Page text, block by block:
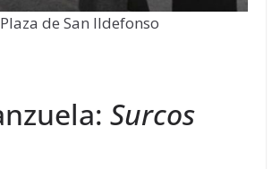
Plaza de San Ildefonso
Surcos